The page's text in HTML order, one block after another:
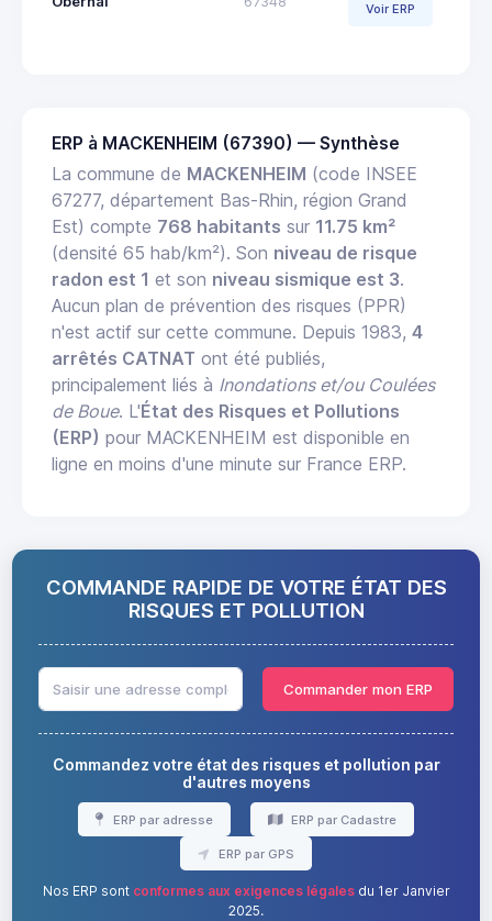
Voir ERP
ERP à MACKENHEIM (67390) — Synthèse
La commune de MACKENHEIM (code INSEE
67277, département Bas-Rhin, région Grand
Est) compte 768 habitants sur 11.75 km²
(densité 65 hab/km²). Son niveau de risque
radon est 1 et son niveau sismique est 3.
Aucun plan de prévention des risques (PPR)
n'est actif sur cette commune. Depuis 1983, 4
arrêtés CATNAT ont été publiés,
principalement liés à Inondations et/ou Coulées
de Boue. L'État des Risques et Pollutions
(ERP) pour MACKENHEIM est disponible en
ligne en moins d'une minute sur France ERP.
COMMANDE RAPIDE DE VOTRE ÉTAT DES
RISQUES ET POLLUTION
Commander mon ERP
Commandez votre état des risques et pollution par
d'autres moyens
ERP par adresse ERP par Cadastre
ERP par GPS
Nos ERP sont conformes aux exigences légalesdu 1er Janvier
2025.